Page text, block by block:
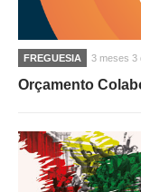
FREGUESIA 3 meses 3
Orçamento